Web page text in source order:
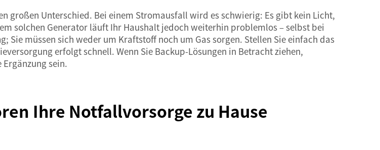
großen Unterschied. Bei einem Stromausfall wird es schwierig: Es gibt kein Licht,
solchen Generator läuft Ihr Haushalt jedoch weiterhin problemlos – selbst bei
Sie müssen sich weder um Kraftstoff noch um Gas sorgen. Stellen Sie einfach das
erfolgt schnell. Wenn Sie Backup-Lösungen in Betracht ziehen,
sein.
Ihre Notfallvorsorge zu Hause